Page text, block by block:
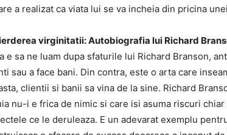
a realizat ca viata lui se va incheia din pricina
virginitatii: Autobiografia lui Richard
e sa ne luam dupa sfaturile lui Richard Branson,
sau a face bani. Din contra, este o arta care
clientii si banii sa vina de la sine. Richard
nu-i e frica de nimic si care isi asuma riscuri
ce le deruleaza. E un adevarat exemplu